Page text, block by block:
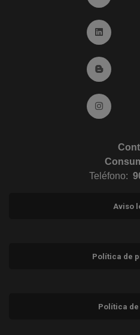
Ir a
Ir al Blog
Ir a
Teléfono:
Aviso
Política de
Política